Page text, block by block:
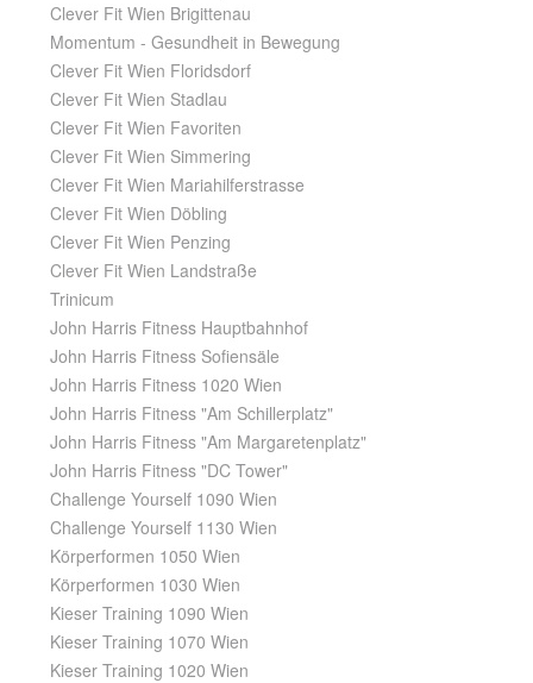
Clever Fit Wien Brigittenau
Momentum - Gesundheit in Bewegung
Clever Fit Wien Floridsdorf
Clever Fit Wien Stadlau
Clever Fit Wien Favoriten
Clever Fit Wien Simmering
Clever Fit Wien Mariahilferstrasse
Clever Fit Wien Döbling
Clever Fit Wien Penzing
Clever Fit Wien Landstraße
Trinicum
John Harris Fitness Hauptbahnhof
John Harris Fitness Sofiensäle
John Harris Fitness 1020 Wien
John Harris Fitness "Am Schillerplatz"
John Harris Fitness "Am Margaretenplatz"
John Harris Fitness "DC Tower"
Challenge Yourself 1090 Wien
Challenge Yourself 1130 Wien
Körperformen 1050 Wien
Körperformen 1030 Wien
Kieser Training 1090 Wien
Kieser Training 1070 Wien
Kieser Training 1020 Wien